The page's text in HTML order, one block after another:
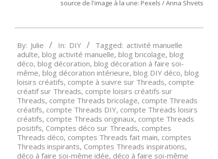
source de l'image à la une: Pexels / Anna Shvets
03-
01
By: Julie In: DIY Tagged: activité manuelle
adulte, blog activité manuelle, blog bricolage, blog
déco, blog décoration, blog décoration à faire soi-
même, blog décoration intérieure, blog DIY déco, blog
loisirs créatifs, compte à suivre sur Threads, compte
créatif sur Threads, compte loisirs créatifs sur
Threads, compte Threads bricolage, compte Threads
créatifs, compte Threads DIY, compte Threads loisirs
créatifs, compte Threads originaux, compte Threads
positifs, Comptes déco sur Threads, comptes
Threads déco, comptes Threads fait main, comptes
Threads inspirants, Comptes Threads inspirations,
déco à faire soi-même idée, déco à faire soi-même